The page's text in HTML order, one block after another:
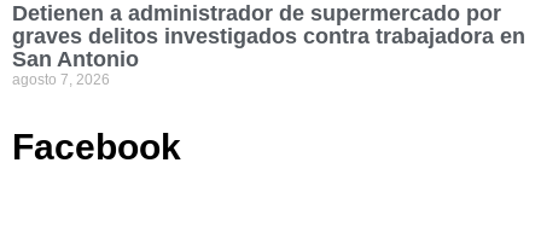
Detienen a administrador de supermercado por
graves delitos investigados contra trabajadora en
San Antonio
agosto 7, 2026
Facebook